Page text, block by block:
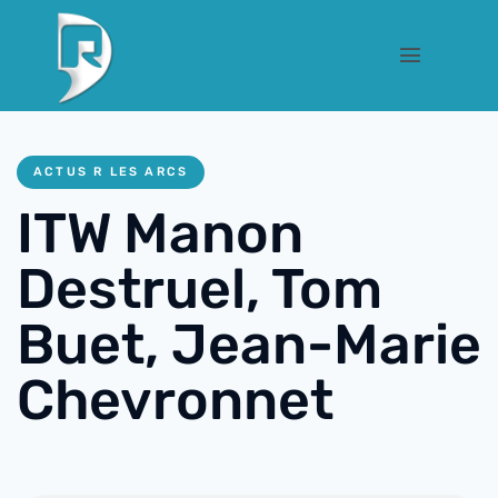
ACTUS R LES ARCS
ITW Manon
Destruel, Tom
Buet, Jean-Marie
Chevronnet